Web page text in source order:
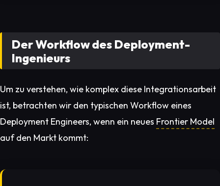
Der Workflow des Deployment-
Ingenieurs
Um zu verstehen, wie komplex diese Integrationsarbeit
ist, betrachten wir den typischen Workflow eines
Deployment Engineers, wenn ein neues Frontier Model
auf den Markt kommt: